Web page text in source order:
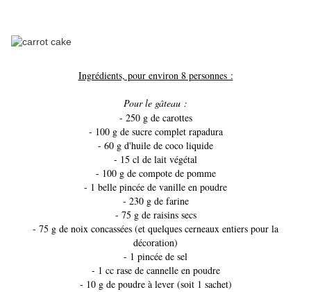
Ingrédients, pour environ 8 personnes :
Pour le gâteau :
- 250 g de carottes
- 100 g de sucre complet rapadura
- 60 g d'huile de coco liquide
- 15 cl de lait végétal
- 100 g de compote de pomme
- 1 belle pincée de vanille en poudre
- 230 g de farine
- 75 g de raisins secs
- 75 g de noix concassées (et quelques cerneaux entiers pour la
décoration)
- 1 pincée de sel
- 1 cc rase de cannelle en poudre
- 10 g de poudre à lever (soit 1 sachet)